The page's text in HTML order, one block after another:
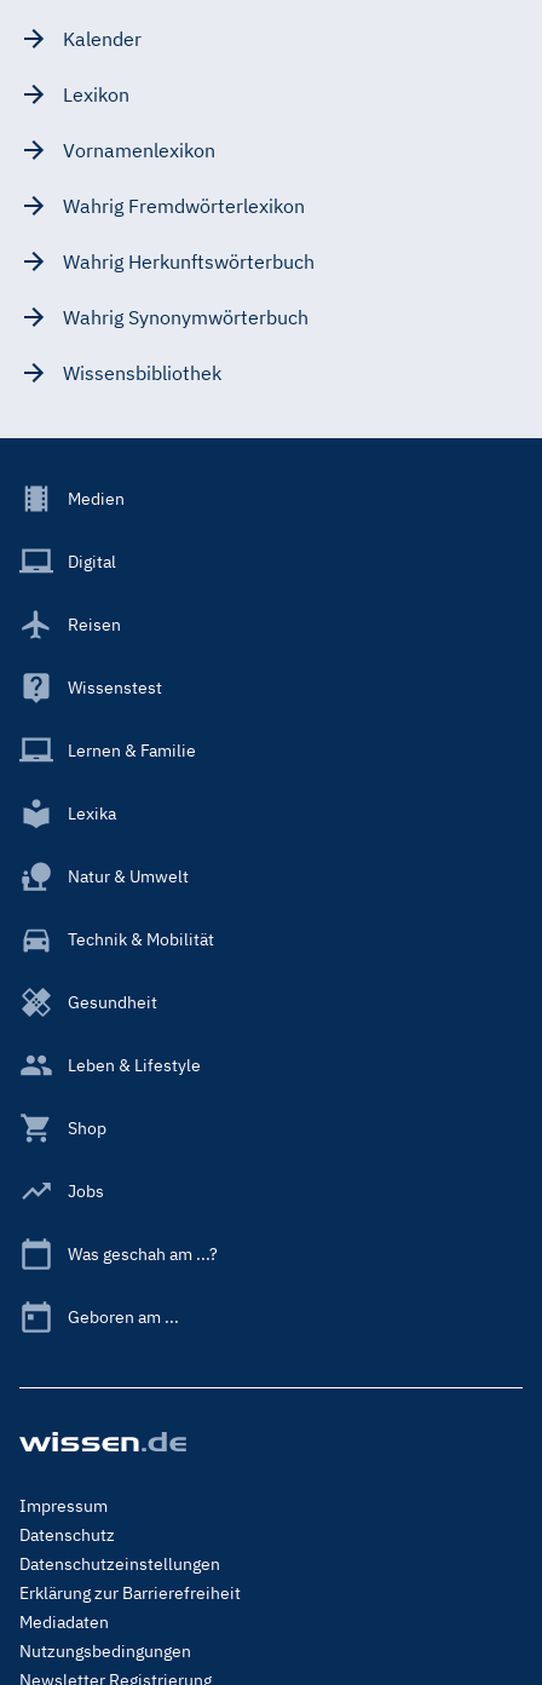
Kalender
Lexikon
Vornamenlexikon
Wahrig Fremdwörterlexikon
Wahrig Herkunftswörterbuch
Wahrig Synonymwörterbuch
Wissensbibliothek
Footer
Main
Medien
Digital
Reisen
Wissenstest
Lernen & Familie
Lexika
Natur & Umwelt
Technik & Mobilität
Gesundheit
Leben & Lifestyle
Shop
Jobs
Was geschah am ...?
Geboren am ...
Footer
Menu
Legal
Impressum
Datenschutz
Datenschutzeinstellungen
Erklärung zur Barrierefreiheit
Mediadaten
Nutzungsbedingungen
Newsletter Registrierung